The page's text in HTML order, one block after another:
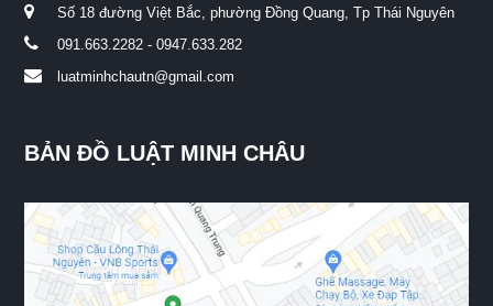
Số 18 đường Việt Bắc, phường Đồng Quang, Tp Thái Nguyên
091.663.2282 - 0947.633.282
luatminhchautn@gmail.com
BẢN ĐỒ LUẬT MINH CHÂU